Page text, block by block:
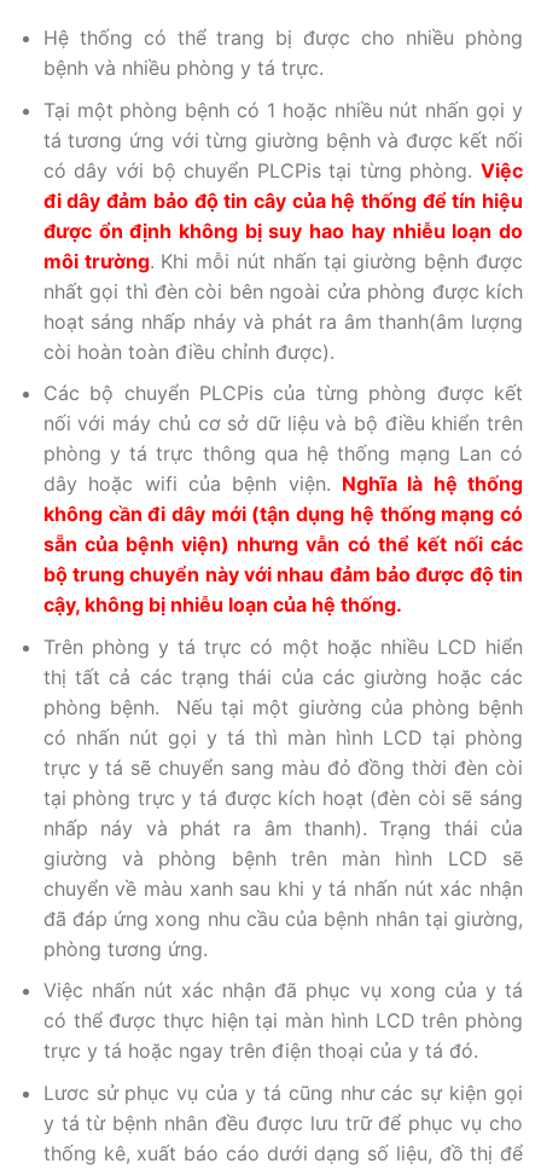
Hệ thống có thể trang bị được cho nhiều phòng
bệnh và nhiều phòng y tá trực.
Tại một phòng bệnh có 1 hoặc nhiều nút nhấn gọi y
tá tương ứng với từng giường bệnh và được kết nối
có dây với bộ chuyển PLCPis tại từng phòng. Việc
đi dây đảm bảo độ tin cây của hệ thống để tín hiệu
được ổn định không bị suy hao hay nhiễu loạn do
môi trường. Khi mỗi nút nhấn tại giường bệnh được
nhất gọi thì đèn còi bên ngoài cửa phòng được kích
hoạt sáng nhấp nháy và phát ra âm thanh(âm lượng
còi hoàn toàn điều chỉnh được).
Các bộ chuyển PLCPis của từng phòng được kết
nối với máy chủ cơ sở dữ liệu và bộ điều khiển trên
phòng y tá trực thông qua hệ thống mạng Lan có
dây hoặc wifi của bệnh viện. Nghĩa là hệ thống
không cần đi dây mới (tận dụng hệ thống mạng có
sẵn của bệnh viện) nhưng vẫn có thể kết nối các
bộ trung chuyển này với nhau đảm bảo được độ tin
cậy, không bị nhiễu loạn của hệ thống.
Trên phòng y tá trực có một hoặc nhiều LCD hiển
thị tất cả các trạng thái của các giường hoặc các
phòng bệnh. Nếu tại một giường của phòng bệnh
có nhấn nút gọi y tá thì màn hình LCD tại phòng
trực y tá sẽ chuyển sang màu đỏ đồng thời đèn còi
tại phòng trực y tá được kích hoạt (đèn còi sẽ sáng
nhấp náy và phát ra âm thanh). Trạng thái của
giường và phòng bệnh trên màn hình LCD sẽ
chuyển về màu xanh sau khi y tá nhấn nút xác nhận
đã đáp ứng xong nhu cầu của bệnh nhân tại giường,
phòng tương ứng.
Việc nhấn nút xác nhận đã phục vụ xong của y tá
có thể được thực hiện tại màn hình LCD trên phòng
trực y tá hoặc ngay trên điện thoại của y tá đó.
Lươc sử phục vụ của y tá cũng như các sự kiện gọi
y tá từ bệnh nhân đều được lưu trữ để phục vụ cho
thống kê, xuất báo cáo dưới dạng số liệu, đồ thị để